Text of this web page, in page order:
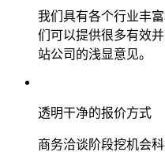
我们具有各个行业丰
们可以提供很多有效
站公司的浅显意见。
透明干净的报价方式
商务洽谈阶段挖机会